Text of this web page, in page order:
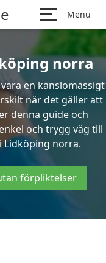
Menu
norra
en känslomässigt
när det gäller att
denna guide och
och trygg väg till
Lidköping norra.
förpliktelser